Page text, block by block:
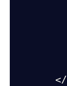
</